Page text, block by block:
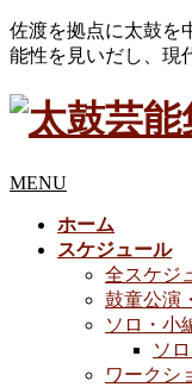
佐渡を拠点に太鼓を
能性を見いだし、現
MENU
ホーム
スケジュール
全スケジ
鼓童公演
ソロ・小
ソ
ワークシ